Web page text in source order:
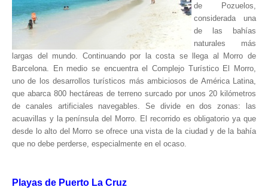
Tienda en línea
de Pozuelos,
considerada una
de las bahías
naturales más
largas del mundo. Continuando por la costa se llega al Morro de
Barcelona. En medio se encuentra el Complejo Turístico El Morro,
uno de los desarrollos turísticos más ambiciosos de América Latina,
que abarca 800 hectáreas de terreno surcado por unos 20 kilómetros
de canales artificiales navegables. Se divide en dos zonas: las
acuavillas y la península del Morro. El recorrido es obligatorio ya que
desde lo alto del Morro se ofrece una vista de la ciudad y de la bahía
que no debe perderse, especialmente en el ocaso.
Playas de Puerto La Cruz